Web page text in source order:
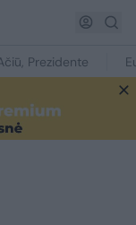
Prezidente